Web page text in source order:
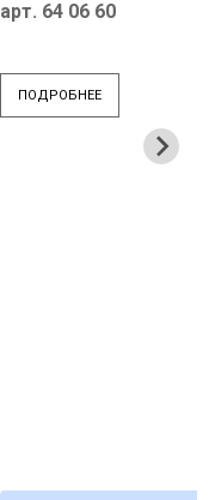
арт. 64 06 60
ПОДРОБНЕЕ